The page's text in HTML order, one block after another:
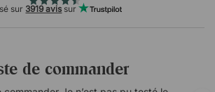
sur 3919 avis sur
de commander